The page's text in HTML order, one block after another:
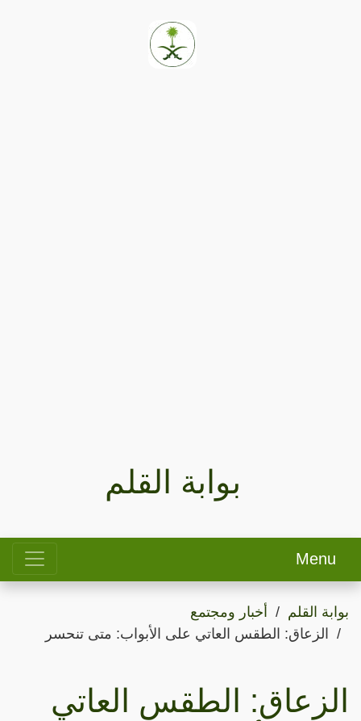
بوابة القلم
Menu
بوابة القلم
أخبار ومجتمع
الزعاق: الطقس العاتي على الأبواب: متى تنحسر
الزعاق: الطقس العاتي